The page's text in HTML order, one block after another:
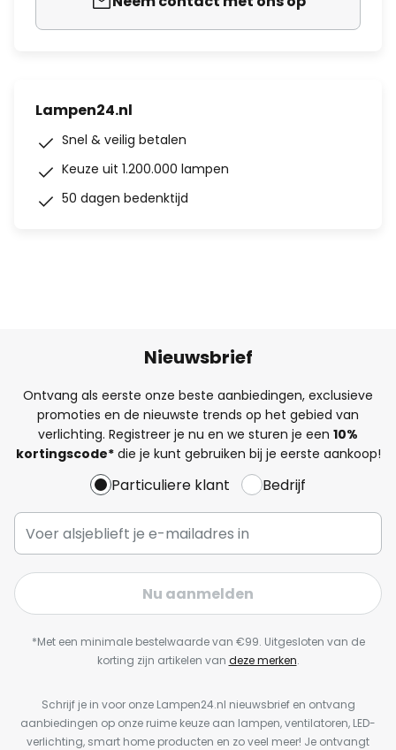
Lampen24.nl
Snel & veilig betalen
Keuze uit 1.200.000 lampen
50 dagen bedenktijd
Nieuwsbrief
Ontvang als eerste onze beste aanbiedingen, exclusieve
promoties en de nieuwste trends op het gebied van
verlichting. Registreer je nu en we sturen je een 10%
kortingscode*die je kunt gebruiken bij je eerste aankoop!
Particuliere klant Bedrijf
Nu aanmelden
*Met een minimale bestelwaarde van €99. Uitgesloten van de
korting zijn artikelen van deze merken.
Schrijf je in voor onze Lampen24.nl nieuwsbrief en ontvang
aanbiedingen op onze ruime keuze aan lampen, ventilatoren, LED-
verlichting, smart home producten en zo veel meer! Je ontvangt